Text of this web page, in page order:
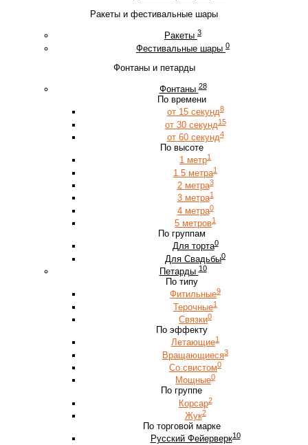
Ракеты и фестивальные шары
Ракеты 3
Фестивальные шары 0
Фонтаны и петарды
Фонтаны 28
По времени
от 15 секунд8
от 30 секунд15
от 60 секунд4
По высоте
1 метр1
1.5 метра1
2 метра3
3 метра1
4 метра0
5 метров1
По группам
Для торта0
Для Свадьбы0
Петарды 10
По типу
Фитильные9
Терочные1
Связки0
По эффекту
Летающие1
Вращающиеся3
Со свистом0
Мощные0
По группе
Корсар2
Жук2
По торговой марке
Русский Фейерверк10